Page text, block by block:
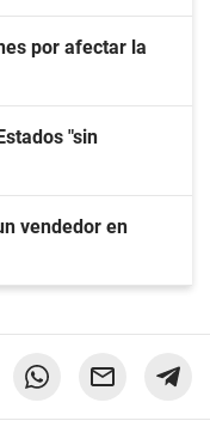
por afectar la
"sin
vendedor en